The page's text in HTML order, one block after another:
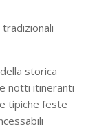
tradizionali
storica
notti itineranti
tipiche feste